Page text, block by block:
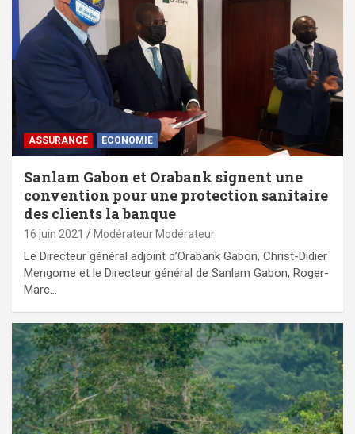
ASSURANCE ECONOMIE
Sanlam Gabon et Orabank signent une
convention pour une protection sanitaire
des clients la banque
16 juin 2021 Modérateur Modérateur
Le Directeur général adjoint d’Orabank Gabon, Christ-Didier
Mengome et le Directeur général de Sanlam Gabon, Roger-
Marc…